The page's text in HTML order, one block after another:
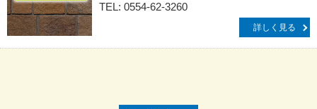
TEL: 0554-62-3260
詳しく見る